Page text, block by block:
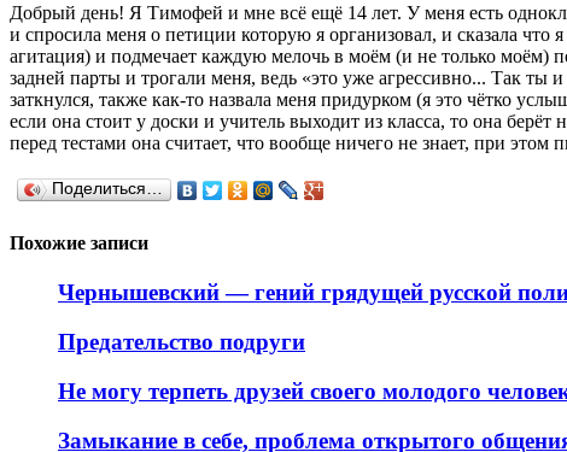
Добрый день! Я Тимофей и мне всё ещё 14 лет. У меня есть
и спросила меня о петиции которую я организовал, и сказала
агитация) и подмечает каждую мелочь в моём (и не только моём)
задней парты и трогали меня, ведь «это уже агрессивно... Так
заткнулся, также как-то назвала меня придурком (я это чётко
если она стоит у доски и учитель выходит из класса, то она
перед тестами она считает, что вообще ничего не знает, при
Поделиться…
Похожие записи
Чернышевский — гений грядущей русской
Предательство подруги
Не могу терпеть друзей своего молодого
Замыкание в себе, проблема открытого